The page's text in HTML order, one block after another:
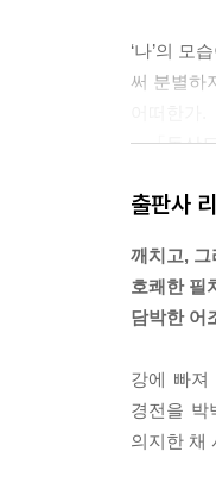
‘나’의 모
써 분별하
---「동산
하세가와
뿜는다.
---「남전
음을 ‘부’
바꾸지 않
---「나찬
출판사
깨치고,
호쾌한 필
담박한 어
강에 빠져
경전을 박
의지한 채